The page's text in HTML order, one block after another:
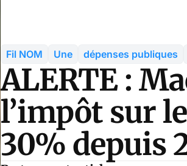
Fil NOM Une dépenses publiques
ALERTE :
l’impôt sur
30% depuis